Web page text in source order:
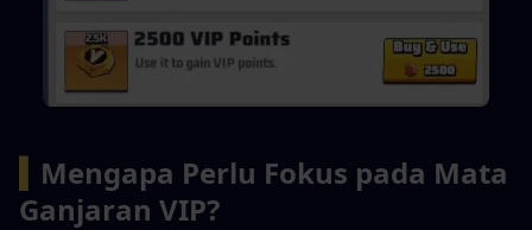
Mengapa Perlu Fokus pada Mata
Ganjaran VIP?